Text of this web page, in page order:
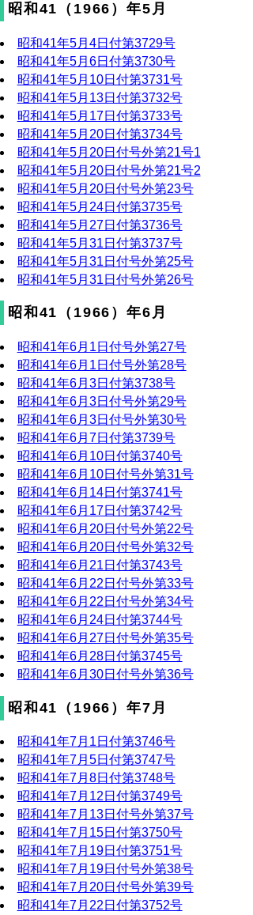
昭和41（1966）年5月
昭和41年5月4日付第3729号
昭和41年5月6日付第3730号
昭和41年5月10日付第3731号
昭和41年5月13日付第3732号
昭和41年5月17日付第3733号
昭和41年5月20日付第3734号
昭和41年5月20日付号外第21号1
昭和41年5月20日付号外第21号2
昭和41年5月20日付号外第23号
昭和41年5月24日付第3735号
昭和41年5月27日付第3736号
昭和41年5月31日付第3737号
昭和41年5月31日付号外第25号
昭和41年5月31日付号外第26号
昭和41（1966）年6月
昭和41年6月1日付号外第27号
昭和41年6月1日付号外第28号
昭和41年6月3日付第3738号
昭和41年6月3日付号外第29号
昭和41年6月3日付号外第30号
昭和41年6月7日付第3739号
昭和41年6月10日付第3740号
昭和41年6月10日付号外第31号
昭和41年6月14日付第3741号
昭和41年6月17日付第3742号
昭和41年6月20日付号外第22号
昭和41年6月20日付号外第32号
昭和41年6月21日付第3743号
昭和41年6月22日付号外第33号
昭和41年6月22日付号外第34号
昭和41年6月24日付第3744号
昭和41年6月27日付号外第35号
昭和41年6月28日付第3745号
昭和41年6月30日付号外第36号
昭和41（1966）年7月
昭和41年7月1日付第3746号
昭和41年7月5日付第3747号
昭和41年7月8日付第3748号
昭和41年7月12日付第3749号
昭和41年7月13日付号外第37号
昭和41年7月15日付第3750号
昭和41年7月19日付第3751号
昭和41年7月19日付号外第38号
昭和41年7月20日付号外第39号
昭和41年7月22日付第3752号